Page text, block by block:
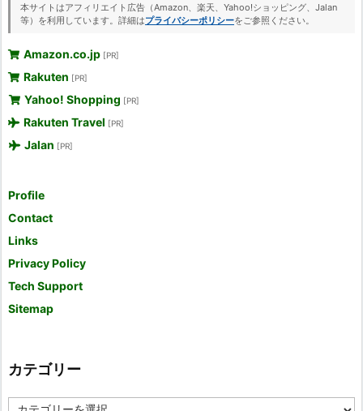
本サイトはアフィリエイト広告（Amazon、楽天、Yahoo!ショッピング、Jalan
等）を利用しています。詳細はプライバシーポリシーをご参照ください。
Amazon.co.jp [PR]
Rakuten [PR]
Yahoo! Shopping [PR]
Rakuten Travel [PR]
Jalan [PR]
Profile
Contact
Links
Privacy Policy
Tech Support
Sitemap
カテゴリー